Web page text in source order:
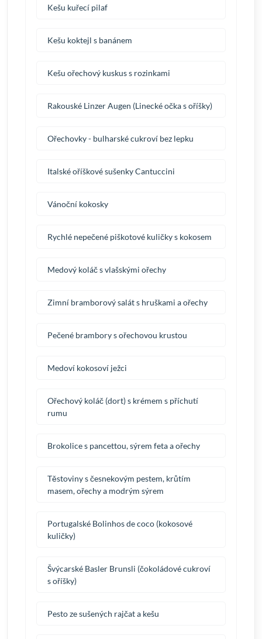
Kešu kuřecí pilaf
Kešu koktejl s banánem
Kešu ořechový kuskus s rozinkami
Rakouské Linzer Augen (Linecké očka s oříšky)
Ořechovky - bulharské cukroví bez lepku
Italské oříškové sušenky Cantuccini
Vánoční kokosky
Rychlé nepečené piškotové kuličky s kokosem
Medový koláč s vlašskými ořechy
Zimní bramborový salát s hruškami a ořechy
Pečené brambory s ořechovou krustou
Medoví kokosoví ježci
Ořechový koláč (dort) s krémem s příchutí
rumu
Brokolice s pancettou, sýrem feta a ořechy
Těstoviny s česnekovým pestem, krůtím
masem, ořechy a modrým sýrem
Portugalské Bolinhos de coco (kokosové
kuličky)
Švýcarské Basler Brunsli (čokoládové cukroví
s oříšky)
Pesto ze sušených rajčat a kešu